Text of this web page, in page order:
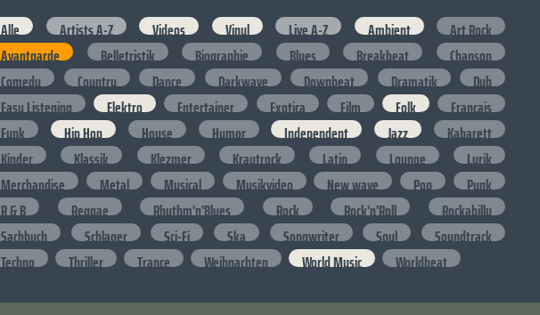
Alle Artists A-Z Videos Vinyl Live A-Z Ambient
Art Rock
Avantgarde
Belletristik Biographie Blues Breakbeat
Chanson
Comedy
Country Dance Darkwave Downbeat Dramatik
Dub
Easy Listening
Elektro Entertainer Exotica Film Folk
Francais
Funk
Hip Hop House Humor Independent Jazz
Kabarett
Kinder
Klassik Klezmer Krautrock Latin Lounge
Lyrik
Merchandise
Metal Musical Musikvideo New wave Pop
Punk
R & B
Reggae Rhythm'n'Blues Rock Rock'n'Roll
Rockabilly
Sachbuch
Schlager Sci-Fi Ska Songwriter Soul
Soundtrack
Techno
Thriller Trance Weihnachten World Music Worldbeat